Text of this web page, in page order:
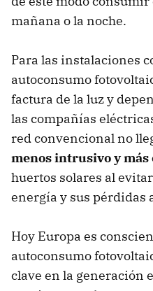
mañana o la noche.
Para las instalaciones
autoconsumo
factura de la luz y
las compañías
red convencional no
menos intrusivo y
huertos solares al
energía y sus pérdidas
Hoy Europa es
autoconsumo
clave en la generación